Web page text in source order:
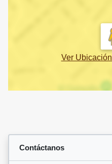
Ver Ubicación
Contáctanos